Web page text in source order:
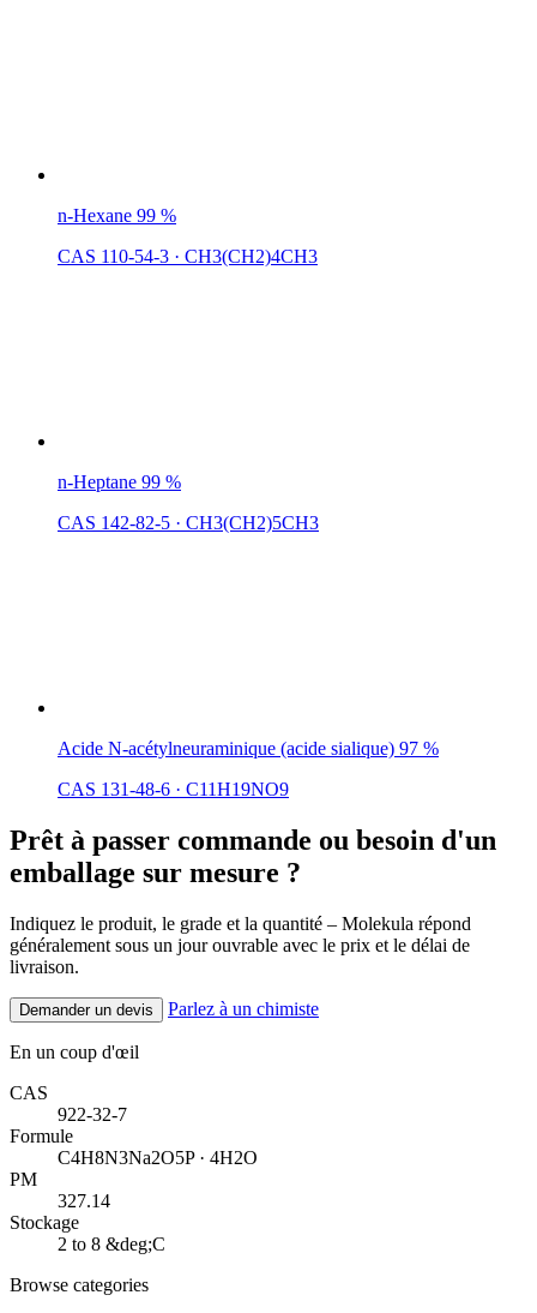
n-Hexane 99 %
CAS 110-54-3 · CH3(CH2)4CH3
n-Heptane 99 %
CAS 142-82-5 · CH3(CH2)5CH3
Acide N-acétylneuraminique (acide sialique) 97 %
CAS 131-48-6 · C11H19NO9
Prêt à passer commande ou besoin d'un
emballage sur mesure ?
Indiquez le produit, le grade et la quantité – Molekula répond
généralement sous un jour ouvrable avec le prix et le délai de
livraison.
Demander un devis Parlez à un chimiste
En un coup d'œil
CAS
922-32-7
Formule
C4H8N3Na2O5P · 4H2O
PM
327.14
Stockage
2 to 8 &deg;C
Browse categories